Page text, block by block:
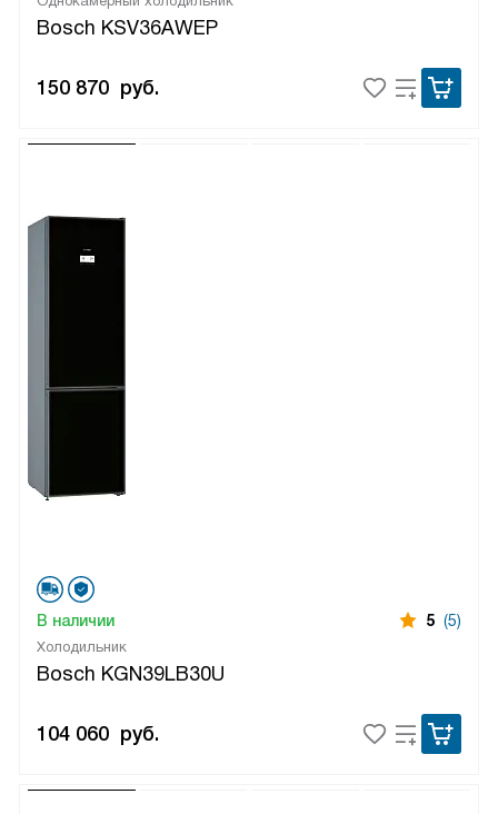
Bosch KSV36AWEP
150 870 руб.
Холодильник
Bosch KGN39LB30U
В наличии 5 (5)
104 060 руб.